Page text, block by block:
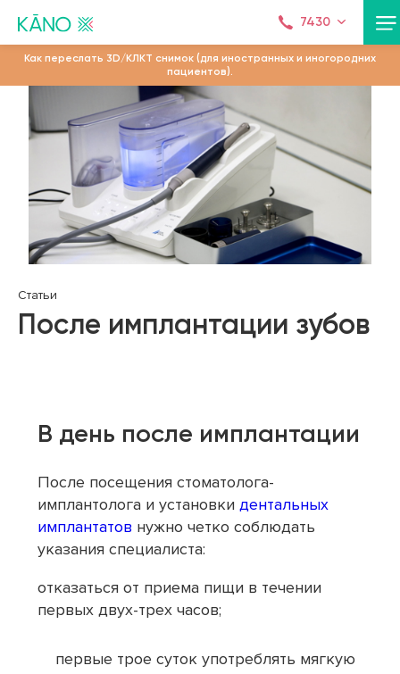
Как переслать 3D/КЛКТ снимок (для иностранных и иногородних
пациентов).
7430
Статьи
После имплантации зубов
В день после имплантации
После посещения стоматолога-
имплантолога и установкидентальных
имплантатов нужно четко соблюдать
указания специалиста:
отказаться от приема пищи в течении
первых двух-трех часов;
первые трое суток употреблять мягкую